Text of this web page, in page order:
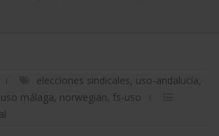
elecciones sindicales, uso-andalucía,
uso málaga, norwegian, fs-uso